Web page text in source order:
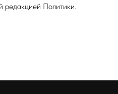
редакцией Политики.